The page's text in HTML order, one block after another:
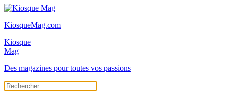
KiosqueMag.com
Kiosque
Mag
Des magazines pour toutes vos passions